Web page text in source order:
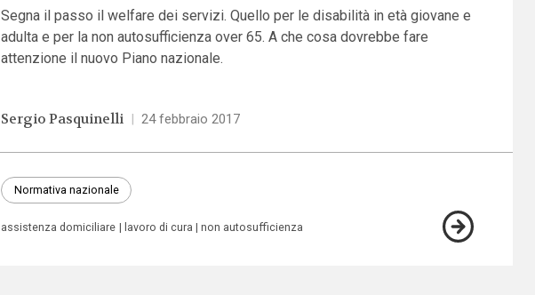
Segna il passo il welfare dei servizi. Quello per le disabilità in età giovane e
adulta e per la non autosufficienza over 65. A che cosa dovrebbe fare
attenzione il nuovo Piano nazionale.
Sergio Pasquinelli | 24 febbraio 2017
Normativa nazionale
assistenza domiciliare lavoro di cura non autosufficienza